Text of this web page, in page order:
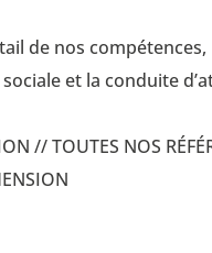
de nos
et la conduite
// TOUTES NOS